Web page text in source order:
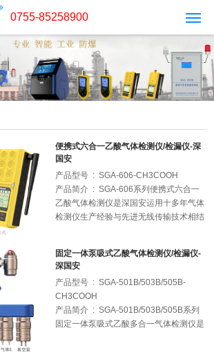
0755-85258900
便携式六合一乙酸气体检测仪/检漏仪-深
国安
产品型号 : SGA-606-CH3COOH
产品简介 : SGA-606系列便携式六合一
乙酸气体检测仪是深国安运用十多年气体
检测仪生产经验与先进无线传输技术相结
报警、智慧物联为一体的无线手持式多合
一气体检测仪表；产品可根据客户需求个
性化定制1-6种气体进行组合，气体不
限、量程不限、检测原理不限；还可扩展
温湿度、大气压等环境监测指标；现场浓
度达到国家规定的安全限值后，会自动发
固定一体泵吸式乙酸气体检测仪/检漏仪-
深国安
产品型号 : SGA-501B/503B/505B-
CH3COOH
产品简介 : SGA-501B/503B/505B系列
固定一体泵吸式乙酸多合一气体检测仪是